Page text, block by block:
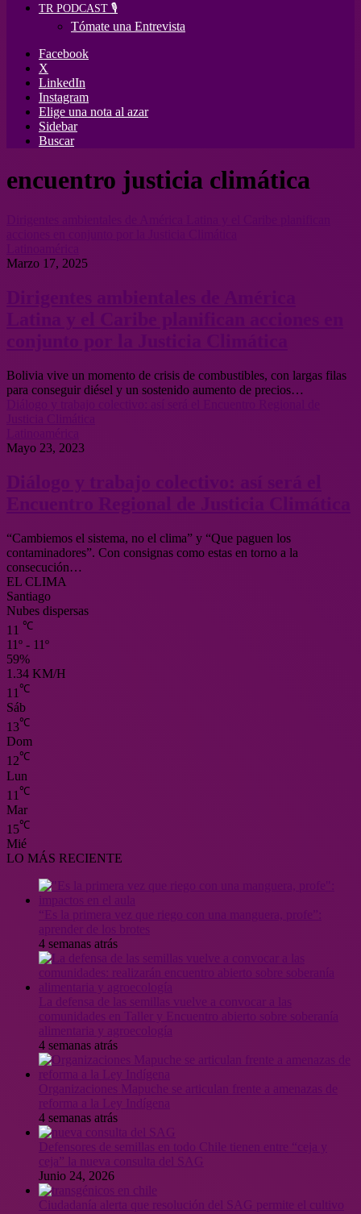
TR PODCAST 🎙️
Tómate una Entrevista
Facebook
X
LinkedIn
Instagram
Elige una nota al azar
Sidebar
Buscar
encuentro justicia climática
Marzo 17, 2025
Bolivia vive un momento de crisis de combustibles, con largas filas
para conseguir diésel y un sostenido aumento de precios…
Mayo 23, 2023
“Cambiemos el sistema, no el clima” y “Que paguen los
contaminadores”. Con consignas como estas en torno a la
consecución…
EL CLIMA
Santiago
Nubes dispersas
11 ℃
11º - 11º
59%
1.34 KM/H
11 ℃
Sáb
13℃
Dom
12℃
Lun
11 ℃
Mar
15℃
Mié
LO MÁS RECIENTE
4 semanas atrás
4 semanas atrás
Organizaciones Mapuche se articulan frente a amenazas de
reforma a la Ley Indígena
4 semanas atrás
Defensores de semillas en todo Chile tienen entre “ceja y
ceja” la nueva consulta del SAG
Junio 24, 2026
Ciudadanía alerta que resolución del SAG permite el cultivo